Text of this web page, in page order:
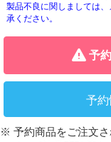
製品不良に関しましては
承ください。
予
予約
※ 予約商品をご注文